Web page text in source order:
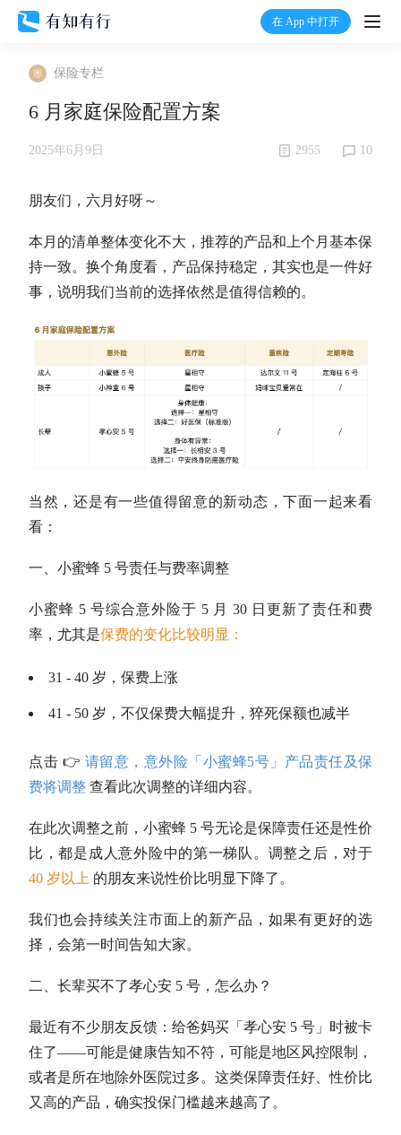
在 App 中打开
打
温度计
保险专栏
6 月家庭保险配置方案
2025年6月9日 2955 10
朋友们，六月好呀～
本月的清单整体变化不大，推荐的产品和上个月基本保
持一致。换个角度看，产品保持稳定，其实也是一件好
事，说明我们当前的选择依然是值得信赖的。
当然，还是有一些值得留意的新动态，下面一起来看
看：
一、小蜜蜂 5 号责任与费率调整
小蜜蜂 5 号综合意外险于 5 月 30 日更新了责任和费
率，尤其是保费的变化比较明显：
31 - 40 岁，保费上涨
41 - 50 岁，不仅保费大幅提升，猝死保额也减半
点击 👉 请留意，意外险「小蜜蜂5号」产品责任及保
费将调整 查看此次调整的详细内容。
在此次调整之前，小蜜蜂 5 号无论是保障责任还是性价
比，都是成人意外险中的第一梯队。调整之后，对于
40 岁以上 的朋友来说性价比明显下降了。
我们也会持续关注市面上的新产品，如果有更好的选
择，会第一时间告知大家。
二、长辈买不了孝心安 5 号，怎么办？
最近有不少朋友反馈：给爸妈买「孝心安 5 号」时被卡
住了——可能是健康告知不符，可能是地区风控限制，
或者是所在地除外医院过多。这类保障责任好、性价比
又高的产品，确实投保门槛越来越高了。